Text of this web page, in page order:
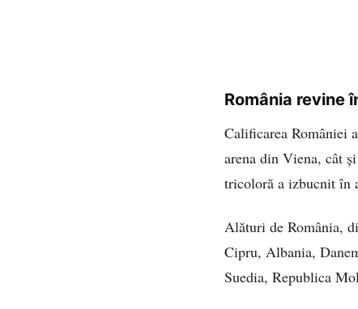
România revine
Calificarea României
arena din Viena, cât
tricoloră a izbucnit în
Alături de România,
Cipru, Albania,
Suedia, Republica